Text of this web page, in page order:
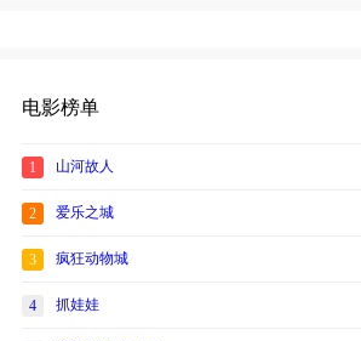
电影榜单
1 山河故人
2 爱乐之城
3 疯狂动物城
4 抓娃娃